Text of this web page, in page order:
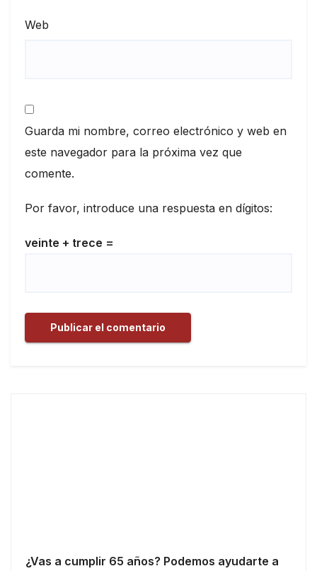
Web
Guarda mi nombre, correo electrónico y web en
este navegador para la próxima vez que
comente.
Por favor, introduce una respuesta en dígitos:
veinte + trece =
¿Vas a cumplir 65 años? Podemos ayudarte a